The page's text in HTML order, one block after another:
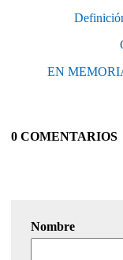
EN
0 COMENTARIOS
Nombre